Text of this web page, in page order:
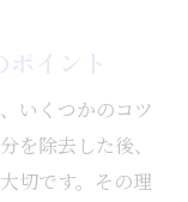
イント
いくつかのコツ
を除去した後、
切です。その理